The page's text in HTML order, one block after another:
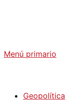
Menú primario
Geopolítica